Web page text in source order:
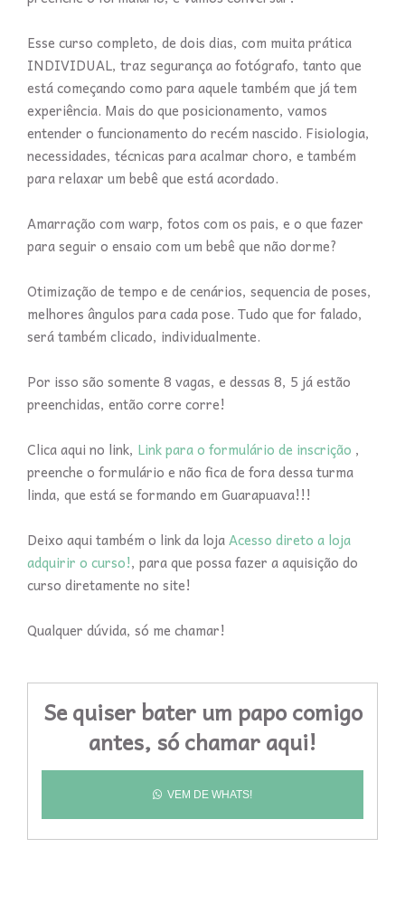
Esse curso completo, de dois dias, com muita prática
INDIVIDUAL, traz segurança ao fotógrafo, tanto que
está começando como para aquele também que já tem
experiência. Mais do que posicionamento, vamos
entender o funcionamento do recém nascido. Fisiologia,
necessidades, técnicas para acalmar choro, e também
para relaxar um bebê que está acordado.
Amarração com warp, fotos com os pais, e o que fazer
para seguir o ensaio com um bebê que não dorme?
Otimização de tempo e de cenários, sequencia de poses,
melhores ângulos para cada pose. Tudo que for falado,
será também clicado, individualmente.
Por isso são somente 8 vagas, e dessas 8, 5 já estão
preenchidas, então corre corre!
Clica aqui no link, Link para o formulário de inscrição ,
preenche o formulário e não fica de fora dessa turma
linda, que está se formando em Guarapuava!!!
Deixo aqui também o link da lojaAcesso direto a loja
adquirir o curso!, para que possa fazer a aquisição do
curso diretamente no site!
Qualquer dúvida, só me chamar!
Se quiser bater um papo comigo
antes, só chamar aqui!
VEM DE WHATS!